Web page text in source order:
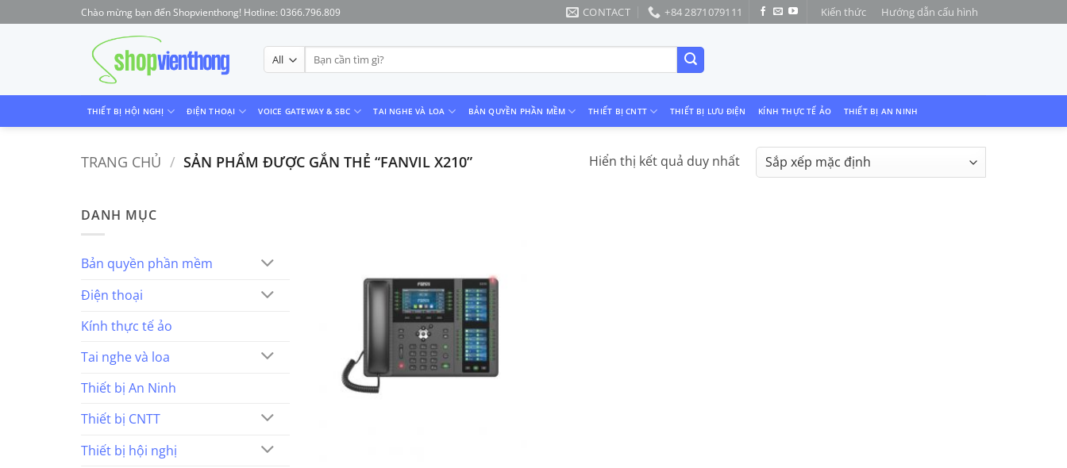
to
Chào mừng bạn đến Shopvienthong! Hotline: 0366.796.809 CONTACT +84 2871079111 Kiến thức Hướng dẫn cấu hình
Tìm
kiếm:
THIẾT BỊ HỘI NGHỊ ĐIỆN THOẠI VOICE GATEWAY & SBC TAI NGHE VÀ LOA BẢN QUYỀN PHẦN MỀM THIẾT BỊ CNTT THIẾT BỊ LƯU ĐIỆN KÍNH THỰC TẾ ẢO THIẾT BỊ AN NINH
TRANG CHỦ / SẢN PHẨM ĐƯỢC GẮN THẺ “FANVIL X210” Hiển thị kết quả duy nhất
DANH MỤC
Bản quyền phần mềm
Điện thoại
Kính thực tế ảo
Tai nghe và loa
Thiết bị An Ninh
Thiết bị CNTT
Thiết bị hội nghị